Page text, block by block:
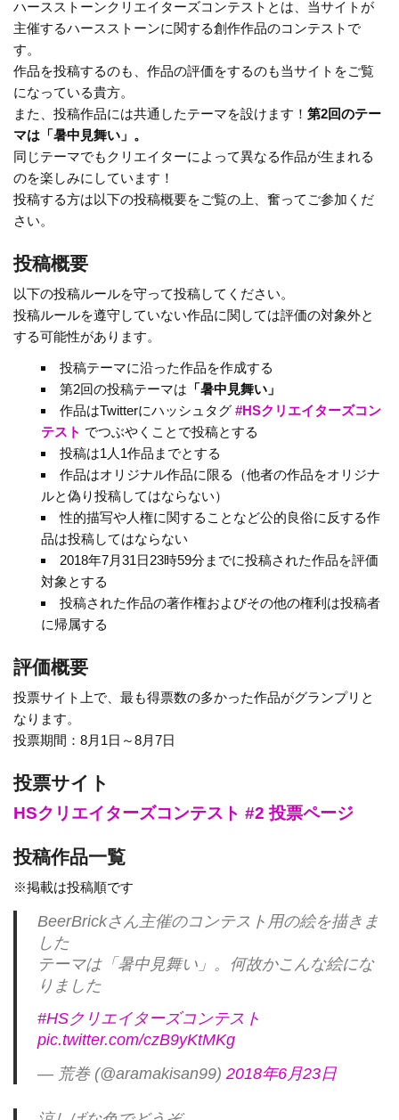
ハースストーンクリエイターズコンテストとは、当サイトが
主催するハースストーンに関する創作作品のコンテストで
す。
作品を投稿するのも、作品の評価をするのも当サイトをご覧
になっている貴方。
また、投稿作品には共通したテーマを設けます！第2回のテー
マは「暑中見舞い」。
同じテーマでもクリエイターによって異なる作品が生まれる
のを楽しみにしています！
投稿する方は以下の投稿概要をご覧の上、奮ってご参加くだ
さい。
投稿概要
以下の投稿ルールを守って投稿してください。
投稿ルールを遵守していない作品に関しては評価の対象外と
する可能性があります。
投稿テーマに沿った作品を作成する
第2回の投稿テーマは 「暑中見舞い」
作品はTwitterにハッシュタグ #HSクリエイターズコン
テスト でつぶやくことで投稿とする
投稿は1人1作品までとする
作品はオリジナル作品に限る（他者の作品をオリジナ
ルと偽り投稿してはならない）
性的描写や人権に関することなど公的良俗に反する作
品は投稿してはならない
2018年7月31日23時59分までに投稿された作品を評価
対象とする
投稿された作品の著作権およびその他の権利は投稿者
に帰属する
評価概要
投票サイト上で、最も得票数の多かった作品がグランプリと
なります。
投票期間：8月1日～8月7日
投票サイト
HSクリエイターズコンテスト #2 投票ページ
投稿作品一覧
※掲載は投稿順です
BeerBrickさん主催のコンテスト用の絵を描きま
した
テーマは「暑中見舞い」。何故かこんな絵にな
りました
#HSクリエイターズコンテスト
pic.twitter.com/czB9yKtMKg
— 荒巻 (@aramakisan99) 2018年6月23日